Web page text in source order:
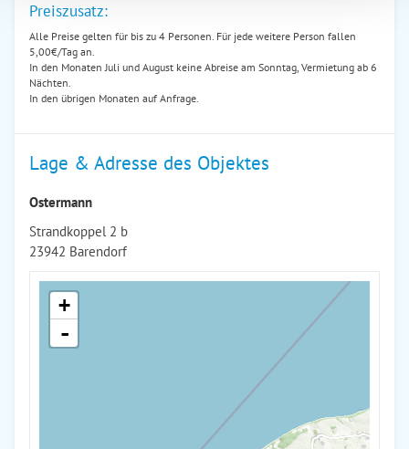
Preiszusatz:
Alle Preise gelten für bis zu 4 Personen. Für jede weitere Person fallen
5,00€/Tag an.
In den Monaten Juli und August keine Abreise am Sonntag, Vermietung ab 6
Nächten.
In den übrigen Monaten auf Anfrage.
Lage & Adresse des Objektes
Ostermann
Strandkoppel 2 b
23942 Barendorf
+
-